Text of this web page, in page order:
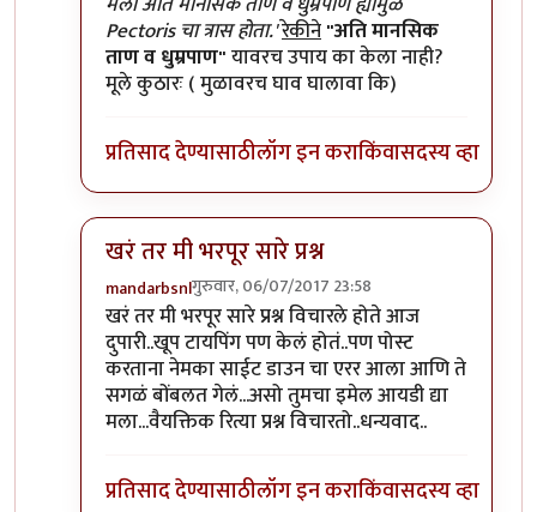
Pectoris चा त्रास होता.' रेकीने"अति मानसिक
ताण व धुम्रपाण"यावरच उपाय का केला नाही?
मूले कुठारः ( मुळावरच घाव घालावा कि)
प्रतिसाद देण्यासाठीलॉग इन कराकिंवासदस्य व्हा
खरं तर मी भरपूर सारे प्रश्न
mandarbsnlगुरुवार, 06/07/2017 23:58
In reply toहा लेख वाचल्यावर कुतुहलby
खरं तर मी भरपूर सारे प्रश्न विचारले होते आज
दुपारी..खूप टायपिंग पण केलं होतं..पण पोस्ट
करताना नेमका साईट डाउन चा एरर आला आणि ते
सगळं बोंबलत गेलं...असो तुमचा इमेल आयडी द्या
मला...वैयक्तिक रित्या प्रश्न विचारतो..धन्यवाद..
प्रतिसाद देण्यासाठीलॉग इन कराकिंवासदस्य व्हा